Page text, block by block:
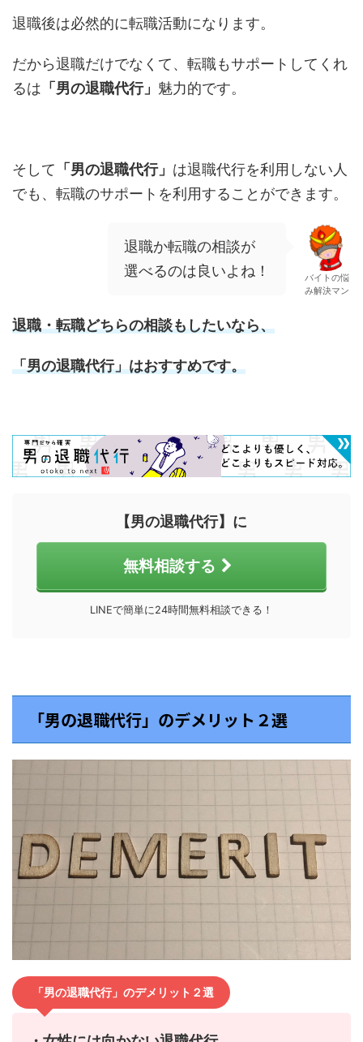
退職後は必然的に転職活動になります。
だから退職だけでなくて、転職もサポートしてくれ
るは 「男の退職代行」 魅力的です。
そして 「男の退職代行」 は退職代行を利用しない人
でも、転職のサポートを利用することができます。
退職か転職の相談が
選べるのは良いよね！
バイトの悩
み解決マン
退職・転職どちらの相談もしたいなら、
「男の退職代行」はおすすめです。
【男の退職代行】に
無料相談する
LINEで簡単に24時間無料相談できる！
「男の退職代行」のデメリット２選
「男の退職代行」のデメリット２選